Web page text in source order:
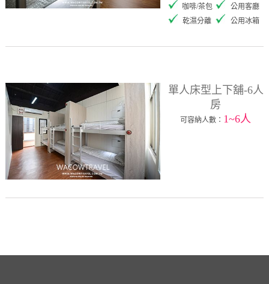
咖啡/茶包
公用客廳
乾濕分離
公用冰箱
單人床型上下舖-6人
房
可容納人數： 1~6人